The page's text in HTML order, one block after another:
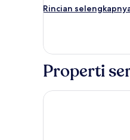
Rincian
Rincian
Kamar,
Tempat
Twin
Properti
Novotel Hamburg